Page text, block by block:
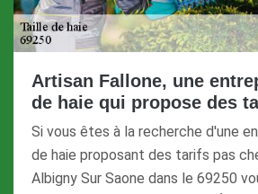
Artisan Fallone, une
de haie qui propose des
Si vous êtes à la recherche d'une
de haie proposant des tarifs pas
Albigny Sur Saone dans le 69250